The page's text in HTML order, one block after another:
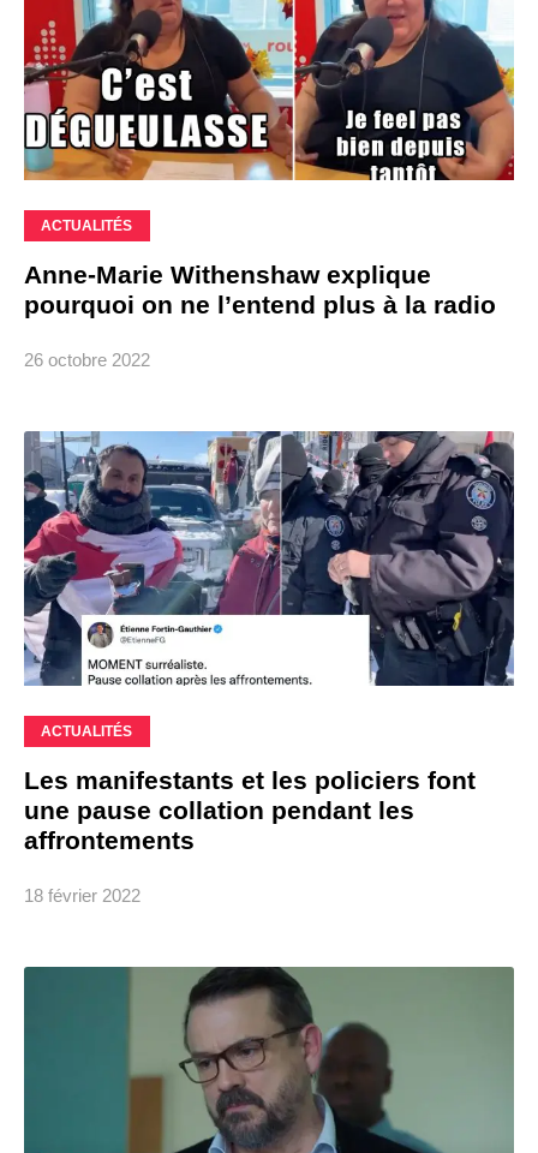
ACTUALITÉS
Anne-Marie Withenshaw explique
pourquoi on ne l’entend plus à la radio
26 octobre 2022
ACTUALITÉS
Les manifestants et les policiers font
une pause collation pendant les
affrontements
18 février 2022